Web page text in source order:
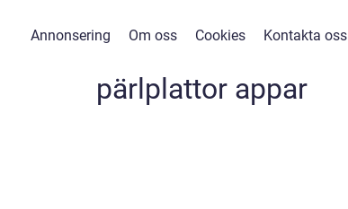
Annonsering Om oss Cookies Kontakta oss
pärlplattor appar